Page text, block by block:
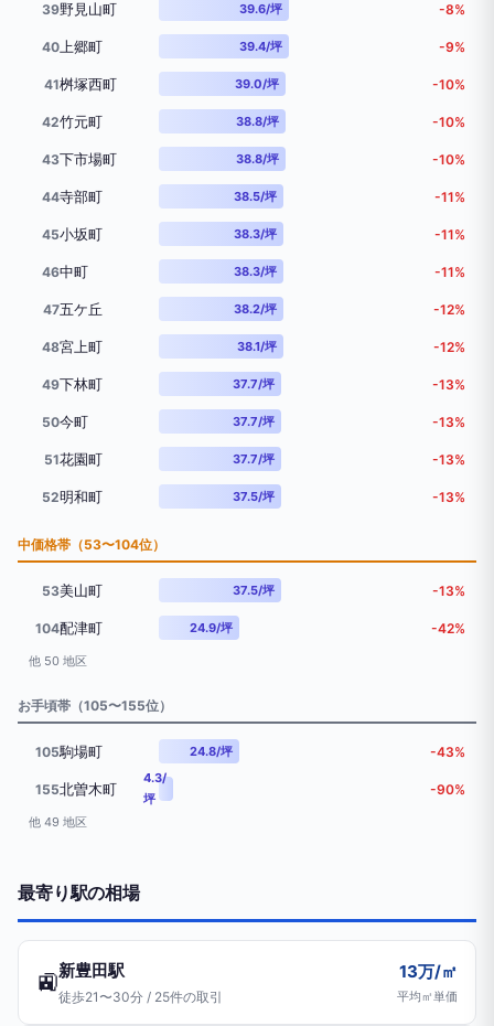
39野見山町 39.6/坪 -8%
40 上郷町 39.4/坪 -9%
41桝塚西町 39.0/坪 -10%
42竹元町 38.8/坪 -10%
43下市場町 38.8/坪 -10%
44寺部町 38.5/坪 -11%
45小坂町 38.3/坪 -11%
46中町 38.3/坪 -11%
47五ケ丘 38.2/坪 -12%
48宮上町 38.1/坪 -12%
49下林町 37.7/坪 -13%
50今町 37.7/坪 -13%
51花園町 37.7/坪 -13%
52明和町 37.5/坪 -13%
中価格帯（53〜104位）
53美山町 37.5/坪 -13%
104配津町 24.9/坪 -42%
他 50 地区
お手頃帯（105〜155位）
105駒場町 24.8/坪 -43%
155北曽木町
4.3/
坪
-90%
他 49 地区
最寄り駅の相場
🚉新豊田駅
徒歩21〜30分 / 25件の取引
13万/㎡
平均㎡単価